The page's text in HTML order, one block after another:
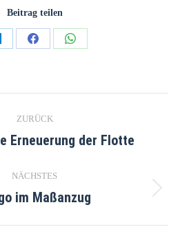
Beitrag teilen
ZURÜCK
Erneuerung der Flotte
NÄCHSTES
im Maßanzug